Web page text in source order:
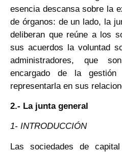
esencia descansa sobre la
de órganos: de un lado, la
deliberan que reúne a los
sus acuerdos la voluntad
administradores, que
encargado de la
representarla en sus
2.- La junta general
1- INTRODUCCIÓN
Las sociedades de